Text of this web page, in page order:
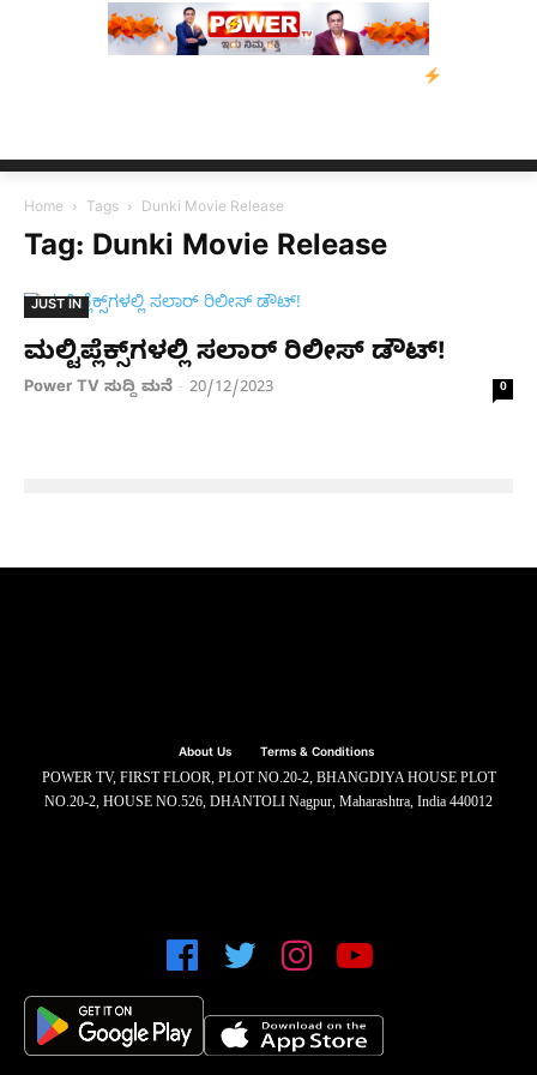
ನ್ಯೂಸ್
Home Tags Dunki Movie Release
Tag: Dunki Movie Release
JUST IN
ಮಲ್ಟಿಪ್ಲೆಕ್ಸ್​ಗಳಲ್ಲಿ ಸಲಾರ್​ ರಿಲೀಸ್​ ಡೌಟ್​!
Power TV ಸುದ್ದಿ ಮನೆ - 20/12/2023 0
About Us Terms & Conditions
POWER TV, FIRST FLOOR, PLOT NO.20-2, BHANGDIYA HOUSE PLOT
NO.20-2, HOUSE NO.526, DHANTOLI Nagpur, Maharashtra, India 440012